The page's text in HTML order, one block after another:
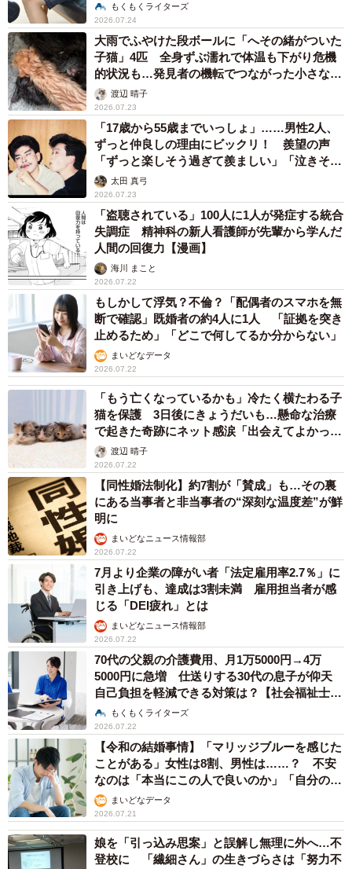
もくもくライターズ
2026.07.24
大雨でふやけた段ボールに「へその緒がついた
子猫」4匹 全身ずぶ濡れで体温も下がり危機
的状況も…発見者の機転でつながった小さな命
たち渡辺 晴子
2026.07.23
「17歳から55歳までいっしょ」……男性2人、
ずっと仲良しの理由にビックリ！ 羨望の声
「ずっと楽しそう過ぎて羨ましい」「泣きそう
になった」
太田 真弓
2026.07.23
「盗聴されている」100人に1人が発症する統合
失調症 精神科の新人看護師が先輩から学んだ
人間の回復力【漫画】
海川 まこと
2026.07.22
もしかして浮気？不倫？「配偶者のスマホを無
断で確認」既婚者の約4人に1人 「証拠を突き
止めるため」「どこで何してるか分からない」
まいどなデータ
2026.07.22
「もう亡くなっているかも」冷たく横たわる子
猫を保護 3日後にきょうだいも…懸命な治療
で起きた奇跡にネット感涙「出会えてよかった
ね 渡辺 晴子
2026.07.22
【同性婚法制化】約7割が「賛成」も…その裏
にある当事者と非当事者の“深刻な温度差”が鮮
明に
まいどなニュース情報部
2026.07.22
7月より企業の障がい者「法定雇用率2.7％」に
引き上げも、達成は3割未満 雇用担当者が感
じる「DEI疲れ」とは
まいどなニュース情報部
2026.07.22
70代の父親の介護費用、月1万5000円→4万
5000円に急増 仕送りする30代の息子が仰天
自己負担を軽減できる対策は？【社会福祉士が
解説】もくもくライターズ
2026.07.22
【令和の結婚事情】「マリッジブルーを感じた
ことがある」女性は8割、男性は……？ 不安
なのは「本当にこの人で良いのか」「自分の時
間が取れなくなる」
まいどなデータ
2026.07.21
娘を「引っ込み思案」と誤解し無理に外へ…不
登校に 「繊細さん」の生きづらさは「努力不